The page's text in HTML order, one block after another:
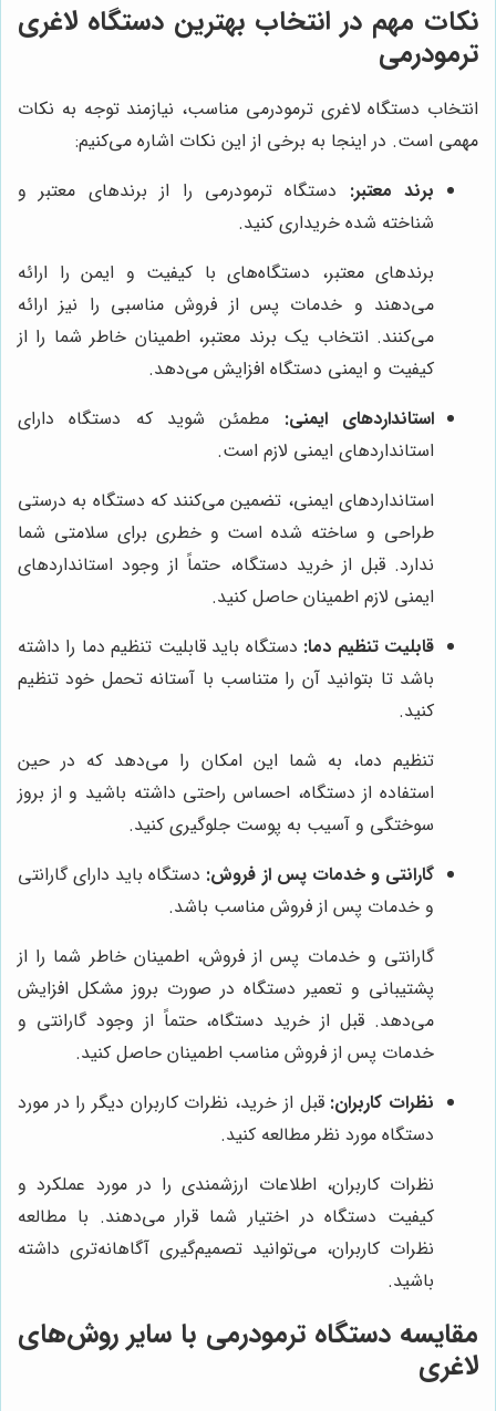
نکات مهم در انتخاب بهترین دستگاه لاغری
ترمودرمی
انتخاب دستگاه لاغری ترمودرمی مناسب، نیازمند توجه به نکات
مهمی است. در اینجا به برخی از این نکات اشاره می‌کنیم:
برند معتبر: دستگاه ترمودرمی را از برندهای معتبر و
شناخته شده خریداری کنید.
برندهای معتبر، دستگاه‌های با کیفیت و ایمن را ارائه
می‌دهند و خدمات پس از فروش مناسبی را نیز ارائه
می‌کنند. انتخاب یک برند معتبر، اطمینان خاطر شما را از
کیفیت و ایمنی دستگاه افزایش می‌دهد.
استانداردهای ایمنی: مطمئن شوید که دستگاه دارای
استانداردهای ایمنی لازم است.
استانداردهای ایمنی، تضمین می‌کنند که دستگاه به درستی
طراحی و ساخته شده است و خطری برای سلامتی شما
ندارد. قبل از خرید دستگاه، حتماً از وجود استانداردهای
ایمنی لازم اطمینان حاصل کنید.
قابلیت تنظیم دما: دستگاه باید قابلیت تنظیم دما را داشته
باشد تا بتوانید آن را متناسب با آستانه تحمل خود تنظیم
کنید.
تنظیم دما، به شما این امکان را می‌دهد که در حین
استفاده از دستگاه، احساس راحتی داشته باشید و از بروز
سوختگی و آسیب به پوست جلوگیری کنید.
گارانتی و خدمات پس از فروش: دستگاه باید دارای گارانتی
و خدمات پس از فروش مناسب باشد.
گارانتی و خدمات پس از فروش، اطمینان خاطر شما را از
پشتیبانی و تعمیر دستگاه در صورت بروز مشکل افزایش
می‌دهد. قبل از خرید دستگاه، حتماً از وجود گارانتی و
خدمات پس از فروش مناسب اطمینان حاصل کنید.
نظرات کاربران: قبل از خرید، نظرات کاربران دیگر را در مورد
دستگاه مورد نظر مطالعه کنید.
نظرات کاربران، اطلاعات ارزشمندی را در مورد عملکرد و
کیفیت دستگاه در اختیار شما قرار می‌دهند. با مطالعه
نظرات کاربران، می‌توانید تصمیم‌گیری آگاهانه‌تری داشته
باشید.
مقایسه دستگاه ترمودرمی با سایر روش‌های
لاغری